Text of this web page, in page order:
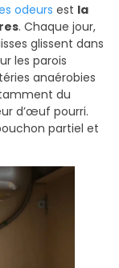
odeurs est la
. Chaque jour,
glissent dans
les parois
anaérobies
du
d’œuf pourri.
partiel et